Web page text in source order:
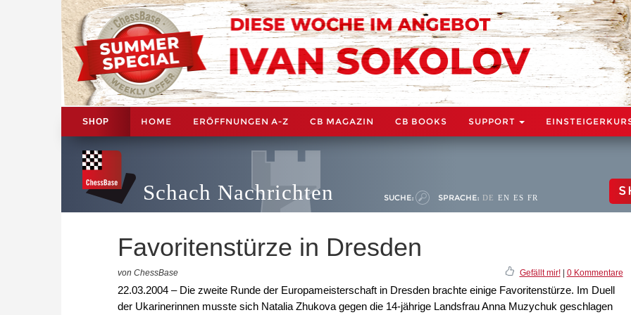
SHOP HOME ERÖFFNUNGEN A-Z CB MAGAZIN CB BOOKS SUPPORT
Schach Nachrichten SUCHE: SPRACHE: DE EN ES FR
Favoritenstürze in Dresden
von ChessBase Gefällt mir!| 0 Kommentare
22.03.2004 – Die zweite Runde der Europameisterschaft in Dresden brachte einige Favoritenstürze. Im Duell
der Ukarinerinnen musste sich Natalia Zhukova gegen die 14-jährige Landsfrau Anna Muzychuk geschlagen